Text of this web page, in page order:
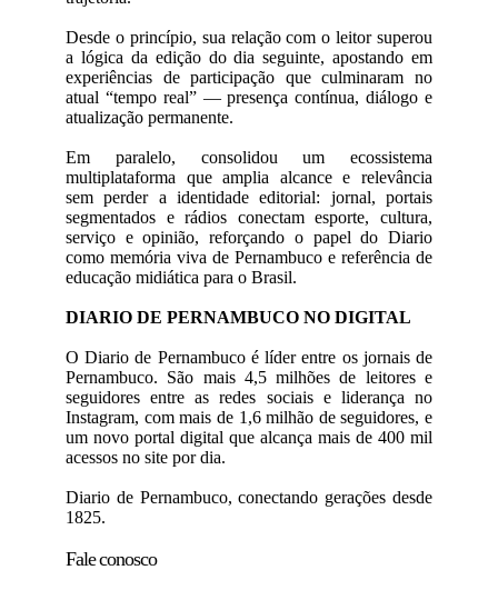
Desde o princípio, sua relação com o leitor superou
a lógica da edição do dia seguinte, apostando em
experiências de participação que culminaram no
atual “tempo real” — presença contínua, diálogo e
atualização permanente.
Em paralelo, consolidou um ecossistema
multiplataforma que amplia alcance e relevância
sem perder a identidade editorial: jornal, portais
segmentados e rádios conectam esporte, cultura,
serviço e opinião, reforçando o papel do Diario
como memória viva de Pernambuco e referência de
educação midiática para o Brasil.
DIARIO DE PERNAMBUCO NO DIGITAL
O Diario de Pernambuco é líder entre os jornais de
Pernambuco. São mais 4,5 milhões de leitores e
seguidores entre as redes sociais e liderança no
Instagram, com mais de 1,6 milhão de seguidores, e
um novo portal digital que alcança mais de 400 mil
acessos no site por dia.
Diario de Pernambuco, conectando gerações desde
1825.
Fale conosco